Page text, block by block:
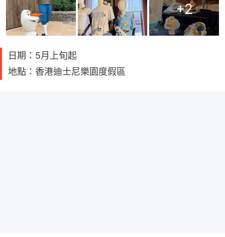
+2
日期：5月上旬起
地點：香港迪士尼樂園度假區